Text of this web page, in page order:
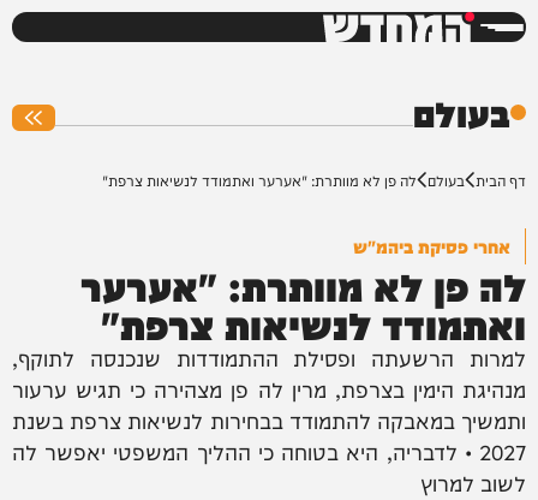
המחדש
בעולם
דף הבית בעולם לה פן לא מוותרת: "אערער ואתמודד לנשיאות צרפת"
אחרי פסיקת ביהמ"ש
לה פן לא מוותרת: "אערער
ואתמודד לנשיאות צרפת"
למרות הרשעתה ופסילת ההתמודדות שנכנסה לתוקף,
מנהיגת הימין בצרפת, מרין לה פן מצהירה כי תגיש ערעור
ותמשיך במאבקה להתמודד בבחירות לנשיאות צרפת בשנת
2027 • לדבריה, היא בטוחה כי ההליך המשפטי יאפשר לה
לשוב למרוץ